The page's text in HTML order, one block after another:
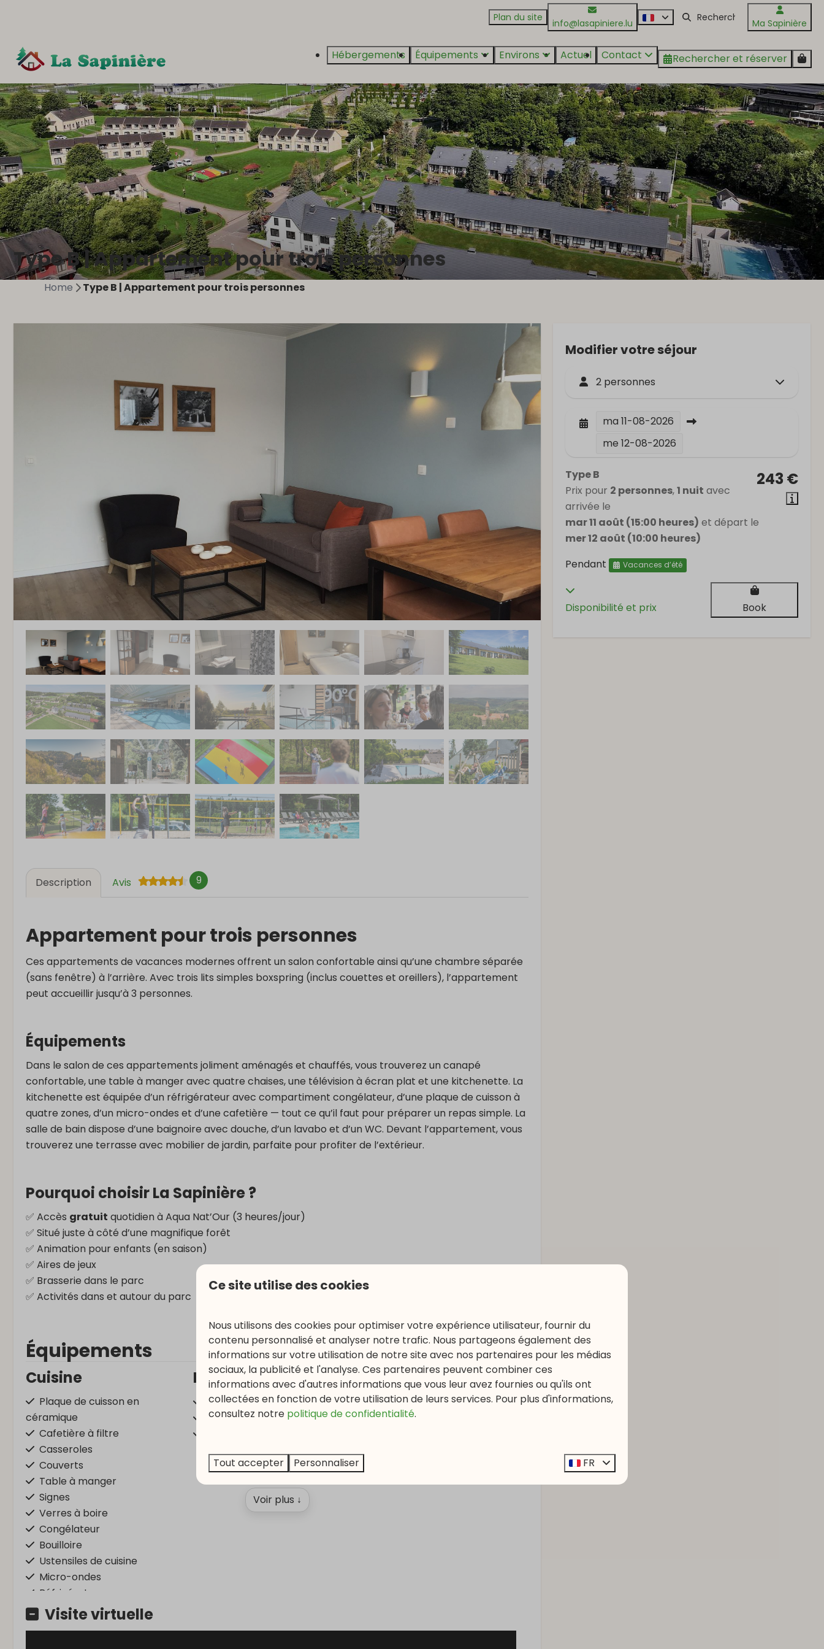
Plan du site info@lasapiniere.lu Ma Sapinière
Hébergements Équipements Environs Actuel Contact Rechercher et réserver
Type B | Appartement pour trois personnes
Home Type B | Appartement pour trois personnes
Description Avis 9
Appartement pour trois personnes
Ces appartements de vacances modernes offrent un salon confortable ainsi qu’une chambre séparée
(sans fenêtre) à l’arrière. Avec trois lits simples boxspring (inclus couettes et oreillers), l’appartement
peut accueillir jusqu’à 3 personnes.
Équipements
Dans le salon de ces appartements joliment aménagés et chauffés, vous trouverez un canapé
confortable, une table à manger avec quatre chaises, une télévision à écran plat et une kitchenette. La
kitchenette est équipée d’un réfrigérateur avec compartiment congélateur, d’une plaque de cuisson à
quatre zones, d’un micro-ondes et d’une cafetière — tout ce qu’il faut pour préparer un repas simple. La
salle de bain dispose d’une baignoire avec douche, d’un lavabo et d’un WC. Devant l’appartement, vous
trouverez une terrasse avec mobilier de jardin, parfaite pour profiter de l’extérieur.
Pourquoi choisir La Sapinière ?
✅ Accès gratuit quotidien à Aqua Nat’Our (3 heures/jour)
✅ Situé juste à côté d’une magnifique forêt
✅ Animation pour enfants (en saison)
✅ Aires de jeux
✅ Brasserie dans le parc
✅ Activités dans et autour du parc
Équipements
Cuisine
Plaque de cuisson en
céramique
Cafetière à filtre
Casseroles
Couverts
Table à manger
Signes
Verres à boire
Congélateur
Bouilloire
Ustensiles de cuisine
Micro-ondes
Réfrigérateur
Localisation
Site d'angle
A l'orée de la forêt
Divertissement
Télévision à écran plat
Wi-Fi
Accédé Lavage et séchage Chambre à coucher
Voir plus ↓
Visite virtuelle
Modifier votre séjour
2 personnes
ma 11-08-2026
me 12-08-2026
243 €
Type B
Prix pour 2 personnes,1 nuit avec
arrivée le
mar 11 août (15:00 heures) et départ le
mer 12 août (10:00 heures)
Pendant
Vacances d’été
Disponibilité et prix Book
Ce site utilise des cookies
Nous utilisons des cookies pour optimiser votre expérience utilisateur, fournir du
contenu personnalisé et analyser notre trafic. Nous partageons également des
informations sur votre utilisation de notre site avec nos partenaires pour les médias
sociaux, la publicité et l'analyse. Ces partenaires peuvent combiner ces
informations avec d'autres informations que vous leur avez fournies ou qu'ils ont
collectées en fonction de votre utilisation de leurs services. Pour plus d'informations,
consultez notre politique de confidentialité.
Tout accepter Personnaliser FR